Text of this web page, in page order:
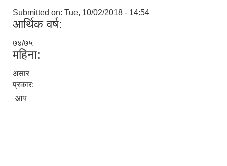
Submitted on: Tue, 10/02/2018 - 14:54
आर्थिक वर्ष:
७४/७५
महिना:
असार
प्रकार:
आय